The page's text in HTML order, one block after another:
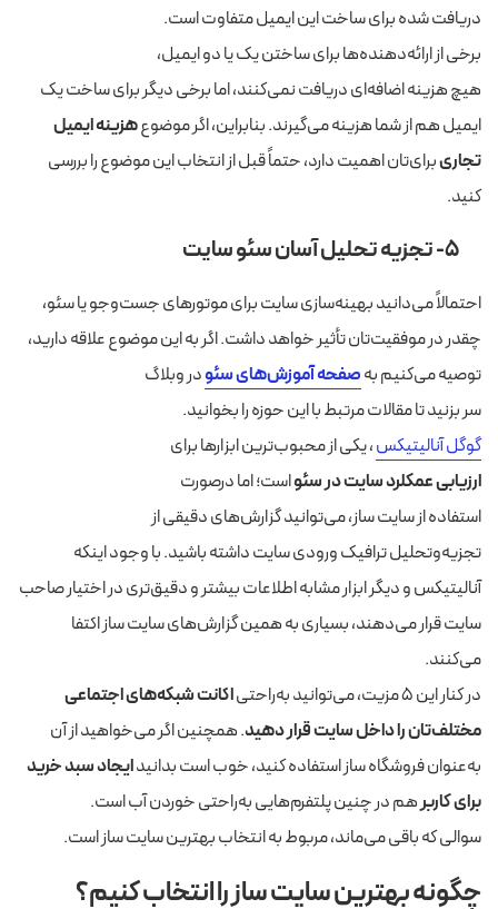
دریافت شده برای ساخت این ایمیل متفاوت است.
برخی از ارائه‌دهنده‌ها برای ساختن یک یا دو ایمیل،
هیچ هزینه اضافه‌ای دریافت نمی‌کنند، اما برخی دیگر برای ساخت یک
ایمیل هم از شما هزینه می‌گیرند. بنابراین، اگر موضوعهزینه ایمیل
تجاریبرای‌تان اهمیت دارد، حتماً قبل از انتخاب این موضوع را بررسی
کنید.
۵- تجزیه تحلیل آسان سئو سایت
احتمالاً می‌دانید بهینه‌سازی سایت برای موتورهای جست‌وجو یا سئو،
چقدر در موفقیت‌تان تأثیر خواهد داشت. اگر به این موضوع علاقه دارید،
توصیه می‌کنیم بهصفحه آموزش‌هایسئودر وبلاگ
سر بزنید تا مقالات مرتبط با این حوزه را بخوانید.
گوگل آنالیتیکس، یکی از محبوب‌ترین ابزارها برای
ارزیابی عمکلرد سایت در سئواست؛ اما درصورت
استفاده از سایت ساز، می‌توانید گزارش‌های دقیقی از
تجزیه‌وتحلیل ترافیک ورودی سایت داشته باشید. با وجود اینکه
آنالیتیکس و دیگر ابزار مشابه اطلاعات بیشتر و دقیق‌تری در اختیار صاحب
سایت قرار می‌دهند، بسیاری به همین گزارش‌های سایت ساز اکتفا
می‌کنند.
در کنار این ۵ مزیت، می‌توانید به‌راحتی
اکانت شبکه‌های اجتماعی
مختلف‌تان را داخل سایت قرار دهید. همچنین اگر می‌خواهید از آن
به‌عنوان فروشگاه ساز استفاده کنید، خوب است بدانیدایجاد سبد خرید
برای کاربرهم در چنین پلتفرم‌هایی به‌راحتی خوردن آب است.
سوالی که باقی می‌ماند، مربوط به انتخاب بهترین سایت ساز است.
چگونه بهترین سایت ساز را انتخاب کنیم؟